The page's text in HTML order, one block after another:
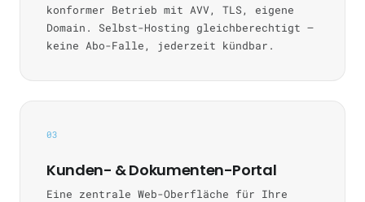
konformer Betrieb mit AVV, TLS, eigene
Domain. Selbst-Hosting gleichberechtigt —
keine Abo-Falle, jederzeit kündbar.
03
Kunden- & Dokumenten-Portal
Eine zentrale Web-Oberfläche für Ihre